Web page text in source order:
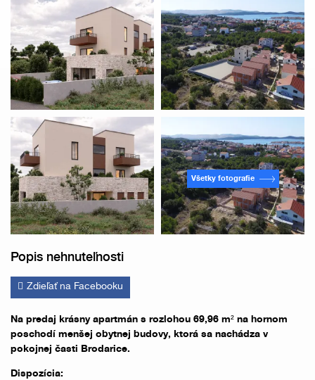
Všetky fotografie
Popis nehnuteľnosti
Zdieľať na Facebooku
Na predaj krásny apartmán s rozlohou 69,96 m² na hornom
poschodí menšej obytnej budovy, ktorá sa nachádza v
pokojnej časti Brodarice.
Dispozícia: